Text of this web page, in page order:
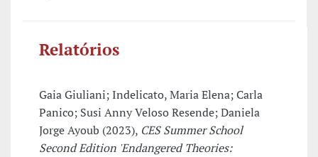
Relatórios
Gaia Giuliani; Indelicato, Maria Elena; Carla
Panico; Susi Anny Veloso Resende; Daniela
Jorge Ayoub (2023), CES Summer School
Second Edition 'Endangered Theories: